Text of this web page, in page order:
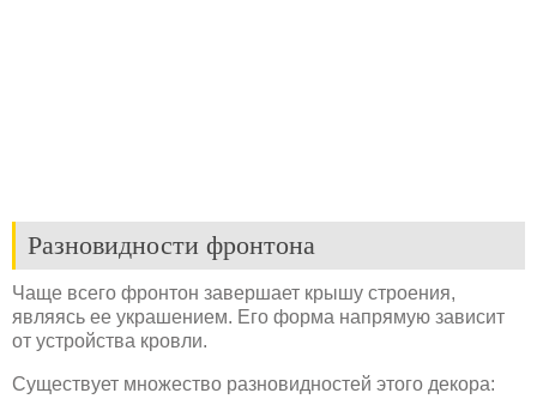
Разновидности фронтона
Чаще всего фронтон завершает крышу строения,
являясь ее украшением. Его форма напрямую зависит
от устройства кровли.
Существует множество разновидностей этого декора: